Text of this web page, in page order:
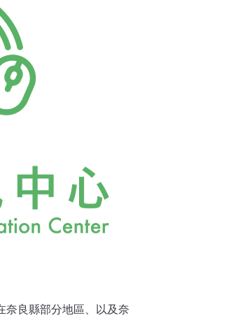
共清出21公噸炮屑及垃
奈良縣部分地區、以及奈